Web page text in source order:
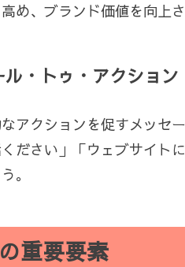
め、ブランド価値を向上
・トゥ・アクショ
アクションを促すメッセ
ください」「ウェブサイ
。
重要要素